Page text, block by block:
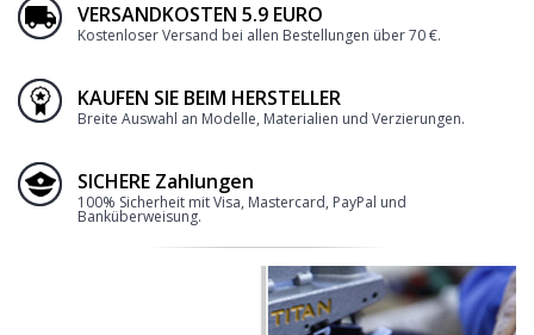
VERSANDKOSTEN 5.9 EURO
Kostenloser Versand bei allen Bestellungen über 70 €.
KAUFEN SIE BEIM HERSTELLER
Breite Auswahl an Modelle, Materialien und Verzierungen.
SICHERE Zahlungen
100% Sicherheit mit Visa, Mastercard, PayPal und
Banküberweisung.